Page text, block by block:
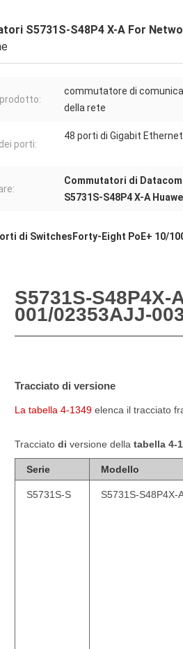
S5731S-S48P4 X-A For
commutatore di
della rete
porti:
48 porti di Gigabit Ethernet
Commutatori di
S5731S-S48P4 X-A
di SwitchesForty-Eight PoE+ 10/
S5731S-S48P4X-
001/02353AJJ-
Tracciato di versione
La tabella 4-1349 elenca il tracciato
Tracciato di versione della tabella 4-
Serie Modello
S5731S-S S5731S-S48P4X-